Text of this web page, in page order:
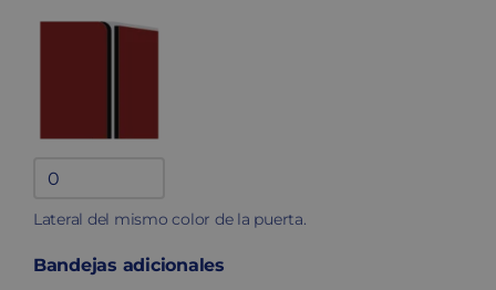
Lateral
fenólico
Lateral del mismo color de la puerta.
Bandejas adicionales